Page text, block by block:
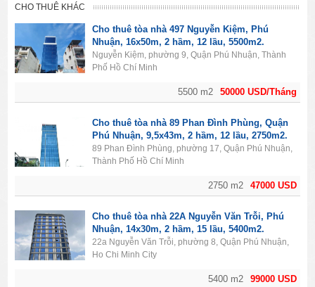
CHO THUÊ KHÁC
50000 USD/Tháng
5500 m2
Cho thuê tòa nhà 497 Nguyễn Kiệm, Phú
Nhuận, 16x50m, 2 hầm, 12 lầu, 5500m2.
Nguyễn Kiệm, phường 9, Quận Phú Nhuận, Thành
Phố Hồ Chí Minh
47000 USD
2750 m2
Cho thuê tòa nhà 89 Phan Đình Phùng, Quận
Phú Nhuận, 9,5x43m, 2 hầm, 12 lầu, 2750m2.
89 Phan Đình Phùng, phường 17, Quận Phú Nhuận,
Thành Phố Hồ Chí Minh
99000 USD
5400 m2
Cho thuê tòa nhà 22A Nguyễn Văn Trỗi, Phú
Nhuận, 14x30m, 2 hầm, 15 lầu, 5400m2.
22a Nguyễn Văn Trỗi, phường 8, Quận Phú Nhuận,
Ho Chi Minh City